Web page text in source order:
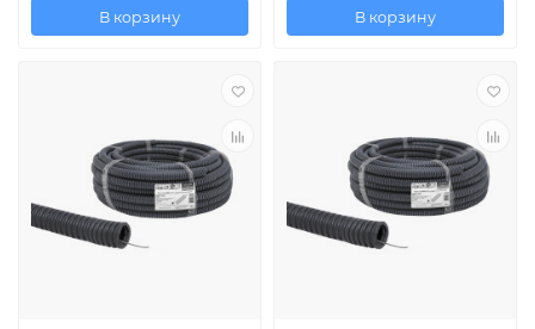
В корзину В корзину